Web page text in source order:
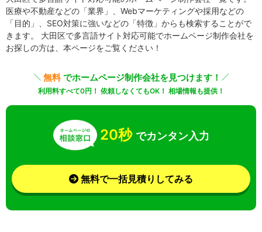
医療や不動産などの「業界」、Webマーケティングや採用などの
「目的」、SEO対策に強いなどの「特徴」からも検索することがで
きます。 大田区で多言語サイト対応可能でホームページ制作会社を
お探しの方は、本ページをご覧ください！
無料でホームページ制作会社を見つけます！
利用料すべて0円！ 依頼しなくてもOK！ 相場情報も提供！
20秒 でカンタン入力
無料で一括見積りしてみる